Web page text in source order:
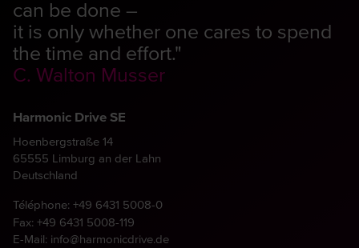
can be done –
it is only whether one cares to spend
the time and effort."
C. Walton Musser
Harmonic Drive SE
Hoenbergstraße 14
65555 Limburg an der Lahn
Deutschland
Téléphone: +49 6431 5008-0
Fax: +49 6431 5008-119
E-Mail: info@harmonicdrive.de